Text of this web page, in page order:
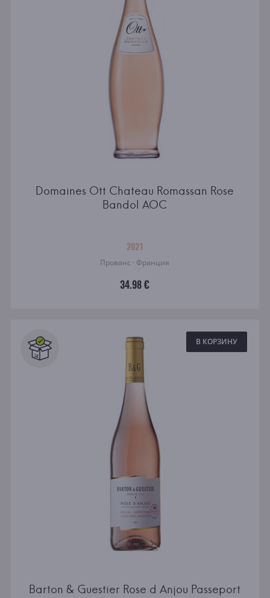
Domaines Ott Chateau Romassan Rose
Bandol AOC
2021
Прованс · Франция
34.98 €
В КОРЗИНУ
Barton & Guestier Rose d Anjou Passeport